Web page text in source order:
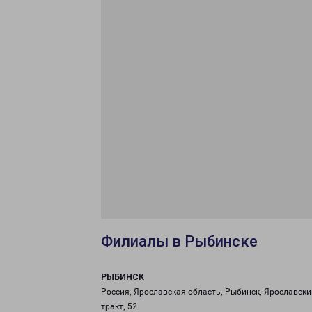
Филиалы в Рыбинске
РЫБИНСК
Россия, Ярославская область, Рыбинск,
тракт, 52